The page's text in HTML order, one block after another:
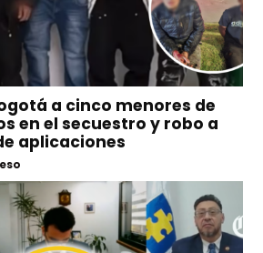
a cinco menores de
en el secuestro y robo a
aplicaciones